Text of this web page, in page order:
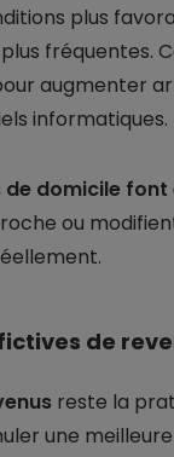
plus
fréquentes.
augmenter
informatiques.
domicile
ou
de
reste la
une